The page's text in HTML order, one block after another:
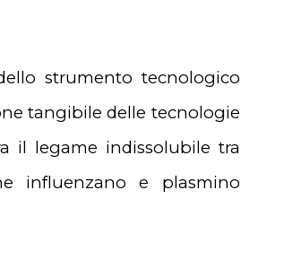
strumento tecnologico
tangibile delle tecnologie
il legame indissolubile tra
influenzano e plasmino